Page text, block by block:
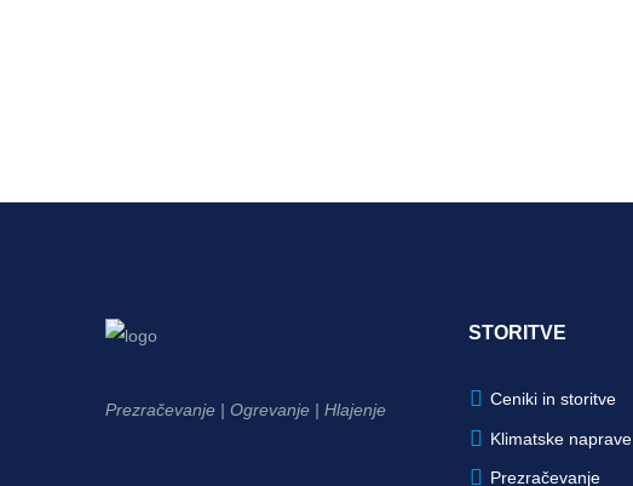
Prezračevanje | Ogrevanje | Hlajenje
STORITVE
Ceniki in storitve
Klimatske naprave
Prezračevanje